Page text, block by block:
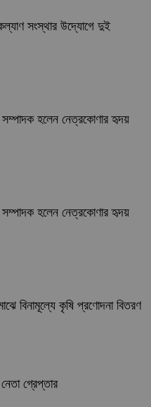
সংস্থার উদ্যোগে দুই
সম্পাদক হলেন নেত্রকোণার হৃদয়
সম্পাদক হলেন নেত্রকোণার হৃদয়
বিনামূল্যে কৃষি প্রণোদনা বিতরণ
গ্রেপ্তার